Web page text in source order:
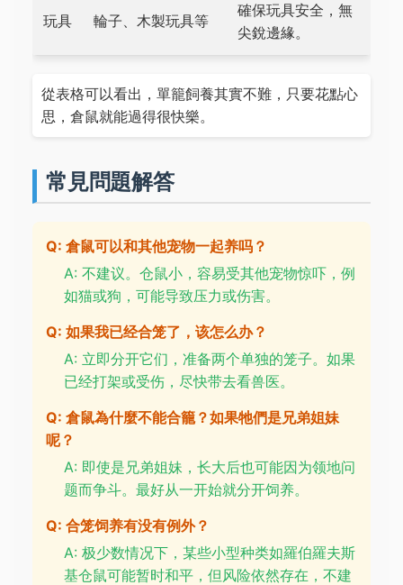
玩具 輪子、木製玩具等
確保玩具安全，無
尖銳邊緣。
從表格可以看出，單籠飼養其實不難，只要花點心
思，倉鼠就能過得很快樂。
常見問題解答
Q: 倉鼠可以和其他宠物一起养吗？
A: 不建议。仓鼠小，容易受其他宠物惊吓，例
如猫或狗，可能导致压力或伤害。
Q: 如果我已经合笼了，该怎么办？
A: 立即分开它们，准备两个单独的笼子。如果
已经打架或受伤，尽快带去看兽医。
Q: 倉鼠為什麼不能合籠？如果牠們是兄弟姐妹
呢？
A: 即使是兄弟姐妹，长大后也可能因为领地问
题而争斗。最好从一开始就分开饲养。
Q: 合笼饲养有没有例外？
A: 极少数情况下，某些小型种类如羅伯羅夫斯
基仓鼠可能暂时和平，但风险依然存在，不建